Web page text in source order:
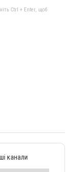
Ctrl + Enter, щоб
канали